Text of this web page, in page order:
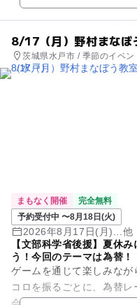
8/17（月）野村まなぼ
茨城県水戸市 / 季節のイベ
まもなく開催
完全無料
予約受付中 〜8月18日(火)
2026年8月17日(月)...他
【文部科学省後援】夏休
う！今回のテーマは為替！
ゲームを通じて楽しみな
コロを振るごとに、為替
会社の社長になったつもり